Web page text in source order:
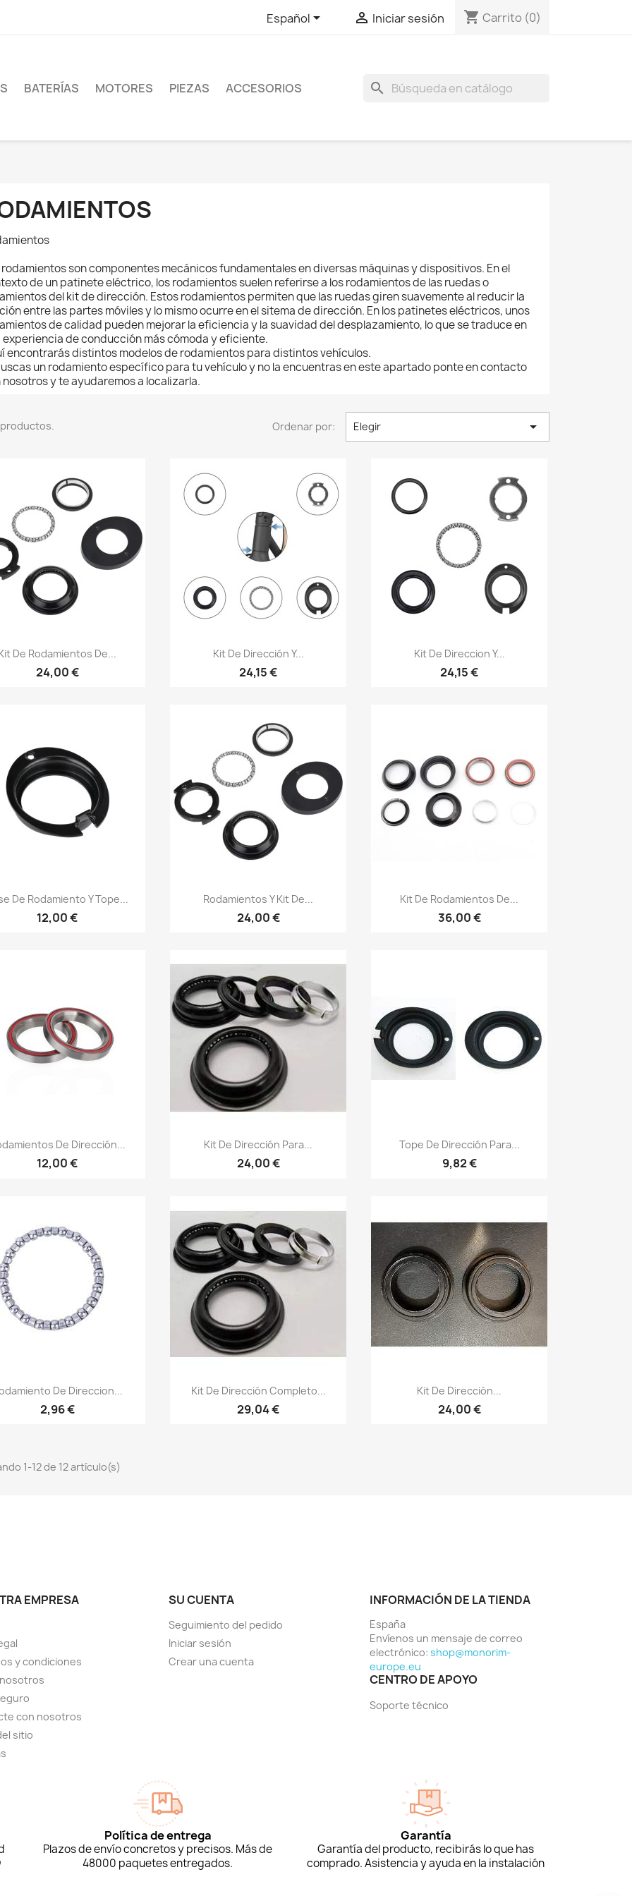
Español  Iniciar sesión shopping_cart Carrito (0)
BATERÍAS MOTORES PIEZAS ACCESORIOS search
rodamientos son componentes mecánicos fundamentales en diversas máquinas y dispositivos. En el
de un patinete eléctrico, los rodamientos suelen referirse a los rodamientos de las ruedas o
del kit de dirección. Estos rodamientos permiten que las ruedas giren suavemente al reducir la
entre las partes móviles y lo mismo ocurre en el sitema de dirección. En los patinetes eléctricos, unos
de calidad pueden mejorar la eficiencia y la suavidad del desplazamiento, lo que se traduce en
experiencia de conducción más cómoda y eficiente.
encontrarás distintos modelos de rodamientos para distintos vehículos.
un rodamiento específico para tu vehículo y no la encuentras en este apartado ponte en contacto
nosotros y te ayudaremos a localizarla.
productos. Ordenar por: Elegir 
Vista rápida
De Rodamientos De...
24,00 €
Vista rápida
Kit De Dirección Y...
24,15 €
Vista rápida
Kit De Direccion Y...
24,15 €
Vista rápida
De Rodamiento Y Tope...
12,00 €
Vista rápida
Rodamientos Y Kit De...
24,00 €
Vista rápida
Kit De Rodamientos De...
36,00 €
Vista rápida
De Dirección...
12,00 €
 Vista rápida
Kit De Dirección Para...
24,00 €
Vista rápida
Tope De Dirección Para...
9,82 €
Vista rápida
De Direccion...
2,96 €
Vista rápida
Kit De Dirección Completo...
29,04 €
Vista rápida
Kit De Dirección...
24,00 €
1-12 de 12 artículo(s)
EMPRESA
y condiciones
con nosotros
sitio
SU CUENTA
Seguimiento del pedido
Iniciar sesión
Crear una cuenta
INFORMACIÓN DE LA TIENDA
España
Envíenos un mensaje de correo
electrónico: shop@monorim-
europe.eu
CENTRO DE APOYO
Soporte técnico
Política de entrega
Plazos de envío concretos y precisos. Más de
48000 paquetes entregados.
Garantía
Garantía del producto, recibirás lo que has
comprado. Asistencia y ayuda en la instalación